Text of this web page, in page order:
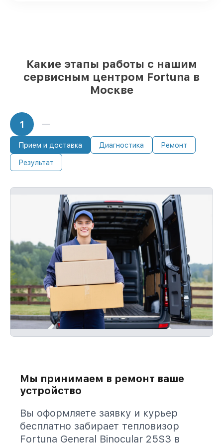
Какие этапы работы с нашим
сервисным центром Fortuna в
Москве
1
Прием и доставка Диагностика Ремонт
Результат
Мы принимаем в ремонт ваше
устройство
Вы оформляете заявку и курьер
бесплатно забирает тепловизор
Fortuna General Binocular 25S3 в